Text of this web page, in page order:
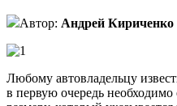
Автор: Андрей Кириченко
Любому автовладельцу
в первую очередь